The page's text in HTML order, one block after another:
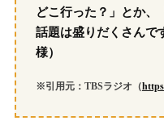
どこ行った？」とか、
話題は盛りだくさんで
様）
※引用元：TBSラジオ（